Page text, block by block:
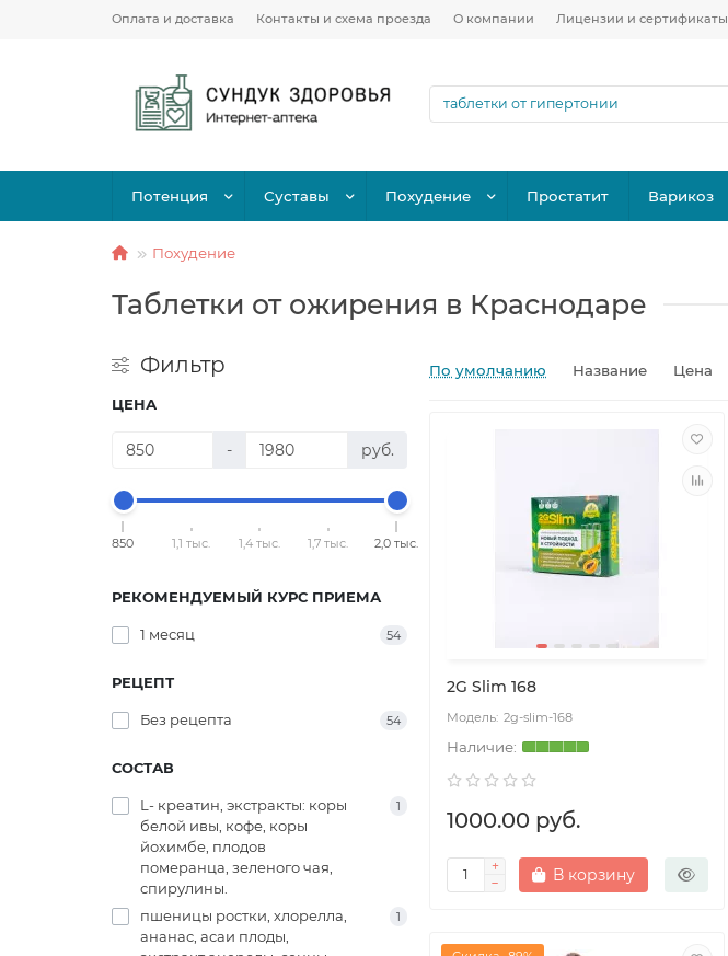
Оплата и доставка Контакты и схема проезда О компании Лицензии и сертификаты
Потенция Суставы Похудение Простатит Варикоз
Похудение
Таблетки от ожирения в Краснодаре
Фильтр
ЦЕНА
- руб.
850 1,1 тыс. 1,4 тыс. 1,7 тыс. 2,0 тыс.
РЕКОМЕНДУЕМЫЙ КУРС ПРИЕМА
1 месяц 54
РЕЦЕПТ
Без рецепта 54
СОСТАВ
L- креатин, экстракты: коры
белой ивы, кофе, коры
йохимбе, плодов
померанца, зеленого чая,
спирулины.
1
пшеницы ростки, хлорелла,
ананас, асаи плоды,
1
По умолчанию Название Цена
2G Slim 168
2g-slim-168
1000.00 руб.
В корзину